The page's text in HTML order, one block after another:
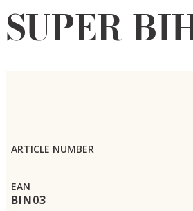
SUPER
ARTICLE NUMBER
EAN
BIN03